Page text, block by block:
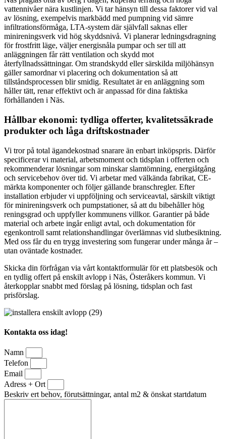
vattennivåer nära kustlinjen. Vi tar hänsyn till dessa faktorer vid val
av lösning, exempelvis markbädd med pumpning vid sämre
infiltrationsförmåga, LTA-system där självfall saknas eller
minireningsverk vid hög skyddsnivå. Vi planerar ledningsdragning
för frostfritt läge, väljer energisnåla pumpar och ser till att
anläggningen får rätt ventilation och skydd mot
återfyllnadssättningar. Om strandskydd eller särskilda miljöhänsyn
gäller samordnar vi placering och dokumentation så att
tillståndsprocessen blir smidig. Resultatet är en anläggning som
håller tätt, renar effektivt och är anpassad för dina faktiska
förhållanden i Näs.
Hållbar ekonomi: tydliga offerter, kvalitetssäkrade
produkter och låga driftskostnader
Vi tror på total ägandekostnad snarare än enbart inköpspris. Därför
specificerar vi material, arbetsmoment och tidsplan i offerten och
rekommenderar lösningar som minskar slamtömning, energiåtgång
och servicebehov över tid. Vi arbetar med välkända fabrikat, CE-
märkta komponenter och följer gällande branschregler. Efter
installation erbjuder vi uppföljning och serviceavtal, särskilt viktigt
för minireningsverk och pumpstationer, så att du bibehåller hög
reningsgrad och uppfyller kommunens villkor. Garantier på både
material och arbete ingår enligt avtal, och dokumentation för
egenkontroll samt relationshandlingar överlämnas vid slutbesiktning.
Med oss får du en trygg investering som fungerar under många år –
utan oväntade kostnader.
Skicka din förfrågan via vårt kontaktformulär för ett platsbesök och
en tydlig offert på enskilt avlopp i Näs, Österåkers kommun. Vi
återkopplar snabbt med förslag på lösning, tidsplan och fast
prisförslag.
Kontakta oss idag!
Namn
Telefon
Email
Adress + Ort
Beskriv ert behov, förutsättningar, antal m2 & önskat startdatum